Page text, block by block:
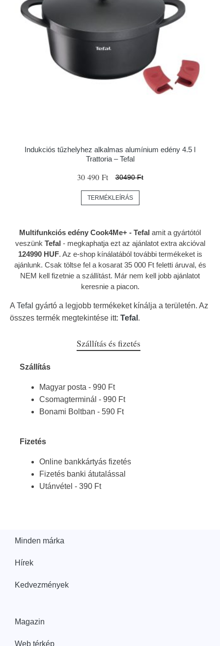
Indukciós tűzhelyhez alkalmas alumínium edény 4.5 l
Trattoria – Tefal
30 490 Ft 30490 Ft
TERMÉKLEÍRÁS
Multifunkciós edény Cook4Me+ - Tefal amit a gyártótól
veszünk Tefal - megkaphatja ezt az ajánlatot extra akcióval
124990 HUF. Az e-shop kínálatából további termékeket is
ajánlunk. Csak töltse fel a kosarat 35 000 Ft feletti áruval, és
NEM kell fizetnie a szállítást. Már nem kell jobb ajánlatot
keresnie a piacon.
A Tefal gyártó a legjobb termékeket kínálja a területén. Az
összes termék megtekintése itt: Tefal .
Szállítás és fizetés
Szállítás
Magyar posta - 990 Ft
Csomagterminál - 990 Ft
Bonami Boltban - 590 Ft
Fizetés
Online bankkártyás fizetés
Fizetés banki átutalással
Utánvétel - 390 Ft
Minden márka
Hírek
Kedvezmények
Magazin
Web térkép